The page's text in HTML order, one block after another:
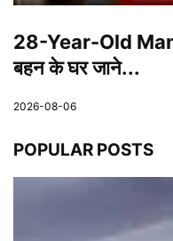
28-Year-Old
बहन के घर जाने...
2026-08-06
POPULAR POSTS